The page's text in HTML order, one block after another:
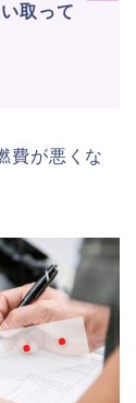
取って
費が悪くな